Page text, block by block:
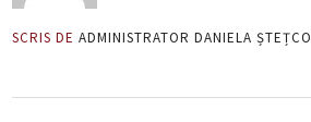
SCRIS DE ADMINISTRATOR DANIELA ȘTEȚCO